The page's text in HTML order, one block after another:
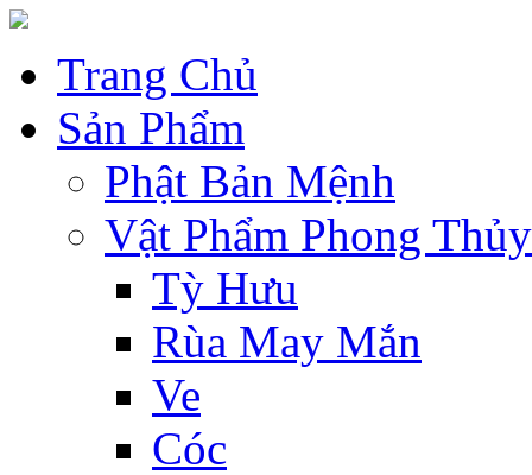
Trang Chủ
Sản Phẩm
Phật Bản Mệnh
Vật Phẩm Phong Thủy
Tỳ Hưu
Rùa May Mắn
Ve
Cóc